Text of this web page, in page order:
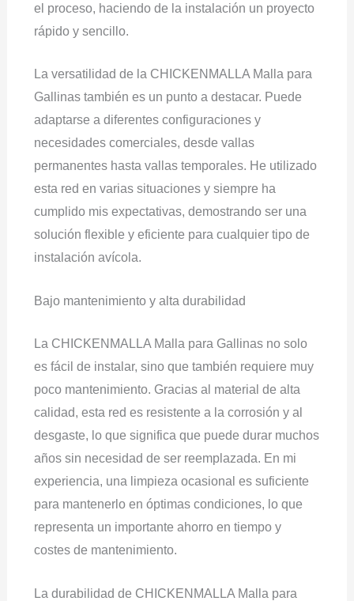
el proceso, haciendo de la instalación un proyecto
rápido y sencillo.
La versatilidad de la CHICKENMALLA Malla para
Gallinas también es un punto a destacar. Puede
adaptarse a diferentes configuraciones y
necesidades comerciales, desde vallas
permanentes hasta vallas temporales. He utilizado
esta red en varias situaciones y siempre ha
cumplido mis expectativas, demostrando ser una
solución flexible y eficiente para cualquier tipo de
instalación avícola.
Bajo mantenimiento y alta durabilidad
La CHICKENMALLA Malla para Gallinas no solo
es fácil de instalar, sino que también requiere muy
poco mantenimiento. Gracias al material de alta
calidad, esta red es resistente a la corrosión y al
desgaste, lo que significa que puede durar muchos
años sin necesidad de ser reemplazada. En mi
experiencia, una limpieza ocasional es suficiente
para mantenerlo en óptimas condiciones, lo que
representa un importante ahorro en tiempo y
costes de mantenimiento.
La durabilidad de CHICKENMALLA Malla para